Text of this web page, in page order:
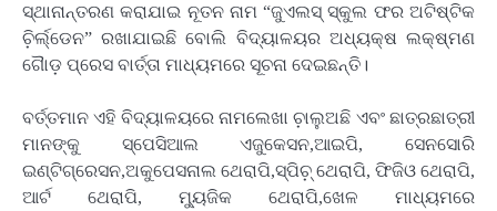
ସ୍ଥାନାନ୍ତରଣ କରାଯାଇ ନୂତନ ନାମ “ଜୁଏଲସ୍ ସ୍କୁଲ ଫର ଅଟିଷ୍ଟିକ
ଚ଼ିର୍ଲ୍ଡେନ” ରଖାଯାଇଛି ବୋଲି ବିଦ୍ୟାଳୟର ଅଧ୍ୟକ୍ଷ ଲକ୍ଷ୍ମଣ
ଗୈାଡ଼ ପ୍ରେସ ବାର୍ତ୍ତା ମାଧ୍ୟମରେ ସୂଚନା ଦେଇଛନ୍ତି।
ବର୍ତ୍ତମାନ ଏହି ବିଦ୍ୟାଳୟରେ ନାମଲେଖା ଚ଼ାଲୁଅଛି ଏବଂ ଛାତ୍ରଛାତ୍ରୀ
ମାନଙ୍କୁ ସ୍ପେସିଆଲ ଏଜୁକେସନ‌,ଆଇପି, ସେନସୋରି
ଇଣ୍ଟିଗ୍ରେସନ,ଅକୁପେସନାଲ ଥେରାପି,ସ୍ପିଚ଼୍ ଥେରାପି, ଫିଜିଓ ଥେରାପି,
ଆର୍ଟ ଥେରାପି, ମ୍ୟୁଜିକ ଥେରାପି,ଖେଳ ମାଧ୍ୟମରେ